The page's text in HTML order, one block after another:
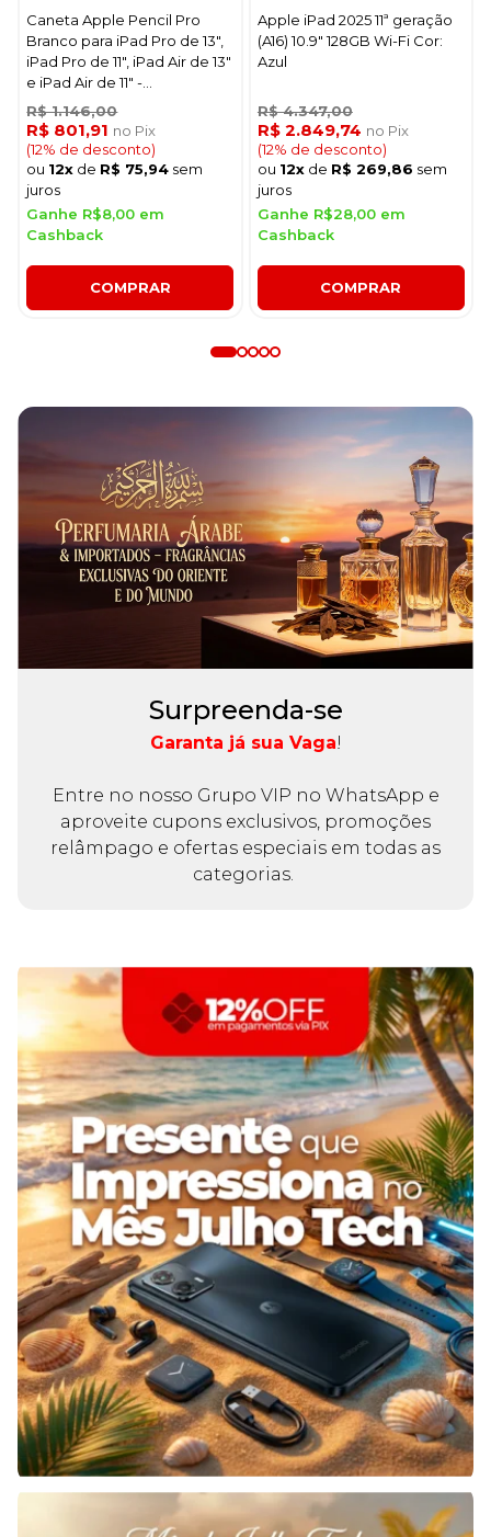
Caneta Apple Pencil Pro
Branco para iPad Pro de 13",
iPad Pro de 11", iPad Air de 13"
e iPad Air de 11" -
MX2D3AM/A
R$ 1.146,00
R$ 801,91 no Pix
(12% de desconto)
ou 12x de R$ 75,94 sem
juros
Ganhe R$8,00 em
Cashback
COMPRAR
Apple iPad 2025 11ª geração
(A16) 10.9" 128GB Wi-Fi Cor:
Azul
R$ 4.347,00
R$ 2.849,74 no Pix
(12% de desconto)
ou 12xde R$ 269,86 sem
juros
Ganhe R$28,00 em
Cashback
COMPRAR
Surpreenda-se
Garanta já sua Vaga!
Entre no nosso Grupo VIP no WhatsApp e
aproveite cupons exclusivos, promoções
relâmpago e ofertas especiais em todas as
categorias.